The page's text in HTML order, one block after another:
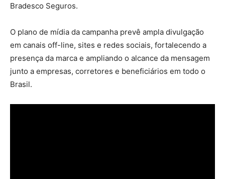
Bradesco Seguros.
O plano de mídia da campanha prevê ampla divulgação
em canais off-line, sites e redes sociais, fortalecendo a
presença da marca e ampliando o alcance da mensagem
junto a empresas, corretores e beneficiários em todo o
Brasil.